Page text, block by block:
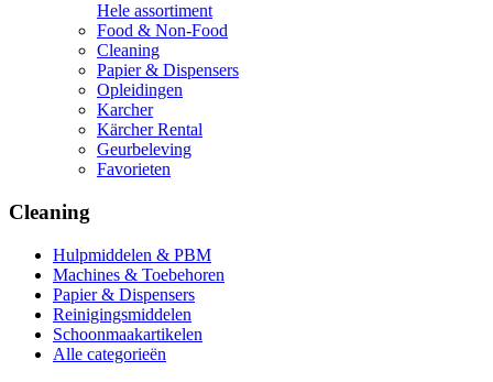
Hele assortiment
Food & Non-Food
Cleaning
Papier & Dispensers
Opleidingen
Karcher
Kärcher Rental
Geurbeleving
Favorieten
Cleaning
Hulpmiddelen & PBM
Machines & Toebehoren
Papier & Dispensers
Reinigingsmiddelen
Schoonmaakartikelen
Alle categorieën